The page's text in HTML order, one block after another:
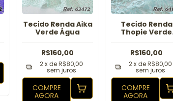
Tecido Renda Aika
Verde Água
R$160,00
2x deR$80,00
sem juros
COMPRE
AGORA
Tecido Renda
Thopie Verde
R$160,00
2x deR$80,00
sem juros
COMPRE
AGORA